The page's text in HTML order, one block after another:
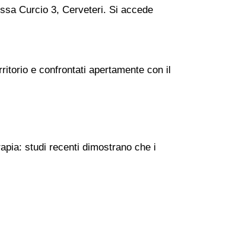
Curcio 3, Cerveteri. Si accede
e confrontati apertamente con il
studi recenti dimostrano che i